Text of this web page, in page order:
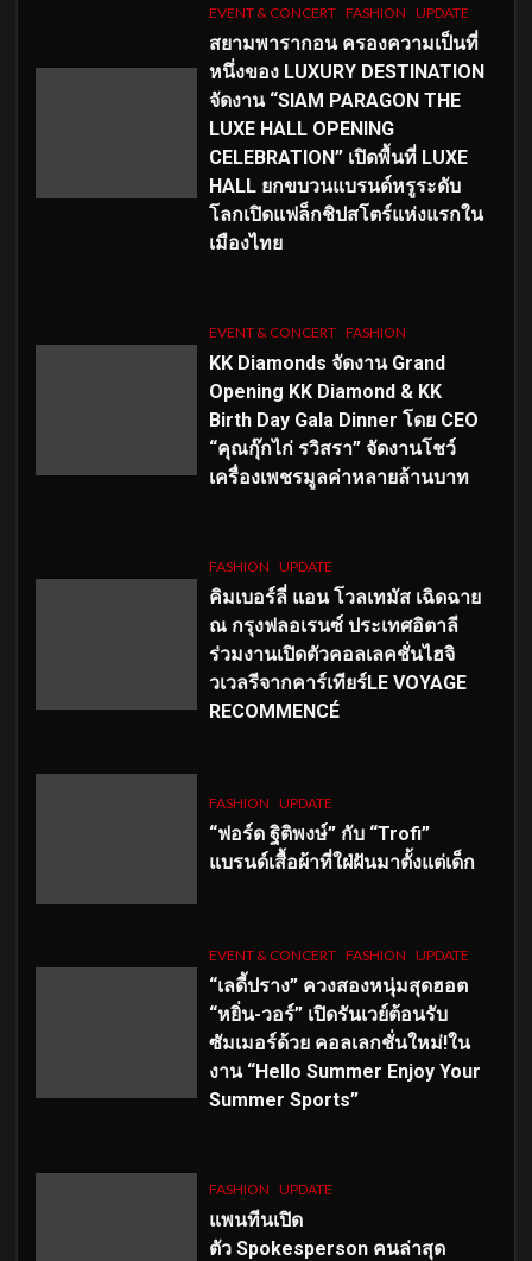
EVENT & CONCERT FASHION UPDATE
สยามพารากอน ครองความเป็นที่
หนึ่งของ LUXURY DESTINATION
จัดงาน “SIAM PARAGON THE
LUXE HALL OPENING
CELEBRATION” เปิดพื้นที่ LUXE
HALL ยกขบวนแบรนด์หรูระดับ
โลกเปิดแฟล็กชิปสโตร์แห่งแรกใน
เมืองไทย
EVENT & CONCERT FASHION
KK Diamonds จัดงาน Grand
Opening KK Diamond & KK
Birth Day Gala Dinner โดย CEO
“คุณกุ๊กไก่ รวิสรา” จัดงานโชว์
เครื่องเพชรมูลค่าหลายล้านบาท
FASHION UPDATE
คิมเบอร์ลี่ แอน โวลเทมัส เฉิดฉาย
ณ กรุงฟลอเรนซ์ ประเทศอิตาลี
ร่วมงานเปิดตัวคอลเลคชั่นไฮจิ
วเวลรีจากคาร์เทียร์LE VOYAGE
RECOMMENCÉ
FASHION UPDATE
“ฟอร์ด ฐิติพงษ์” กับ “Trofi”
แบรนด์เสื้อผ้าที่ใฝ่ฝันมาตั้งแต่เด็ก
EVENT & CONCERT FASHION UPDATE
“เลดี้ปราง” ควงสองหนุ่มสุดฮอต
“หยิ่น-วอร์” เปิดรันเวย์ต้อนรับ
ซัมเมอร์ด้วย คอลเลกชั่นใหม่!ใน
งาน “Hello Summer Enjoy Your
Summer Sports”
FASHION UPDATE
แพนทีนเปิด
ตัว Spokesperson คนล่าสุด